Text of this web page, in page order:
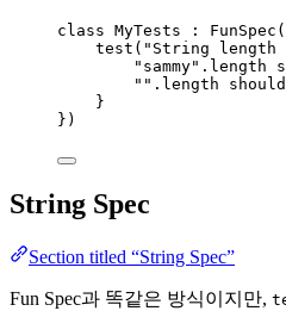
class MyTests :
test ( "String
"sammy" .length
"" .length
}
})
String Spec
Section titled “String Spec”
Fun Spec과 똑같은 방식이지만,